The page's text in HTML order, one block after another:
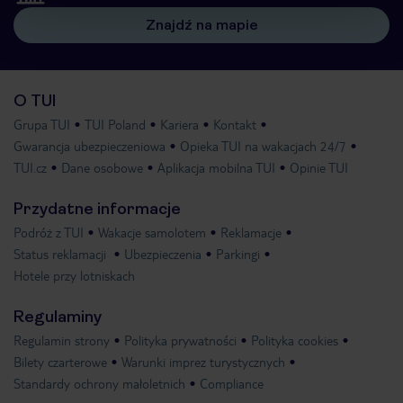
Znajdź na mapie
O TUI
Grupa TUI TUI Poland Kariera
Kontakt
Gwarancja ubezpieczeniowa
Opieka TUI na wakacjach 24/7
TUI.cz
Dane osobowe Aplikacja mobilna TUI Opinie TUI
Przydatne informacje
Podróż z TUI Wakacje samolotem
Reklamacje
Status reklamacji
Ubezpieczenia
Parkingi
Hotele przy lotniskach
Regulaminy
Regulamin strony Polityka prywatności
Polityka cookies
Bilety czarterowe
Warunki imprez turystycznych
Standardy ochrony małoletnich
Compliance